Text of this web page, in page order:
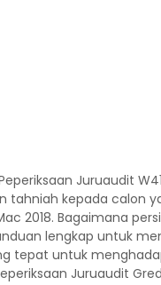
Juruaudit
tahniah kepada calon
2018. Bagaimana
lengkap untuk
tepat untuk
Juruaudit Gred